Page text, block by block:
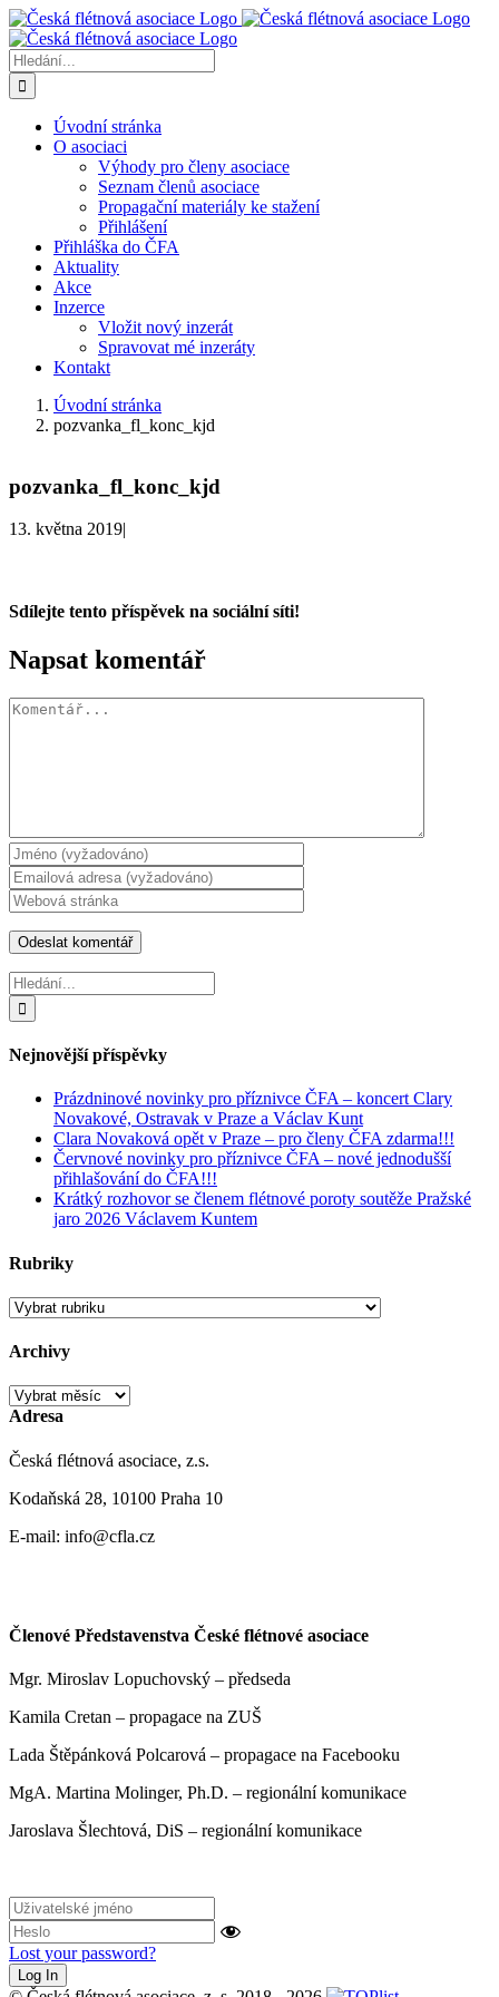
Přeskočit
na
obsah
Hledat:
Úvodní stránka
O asociaci
Výhody pro členy asociace
Seznam členů asociace
Propagační materiály ke stažení
Přihlášení
Přihláška do ČFA
Aktuality
Akce
Inzerce
Vložit nový inzerát
Spravovat mé inzeráty
Kontakt
Úvodní stránka
pozvanka_fl_konc_kjd
pozvanka_fl_konc_kjd
13. května 2019|
Sdílejte tento příspěvek na sociální síti!
Facebook
X
WhatsApp
Napsat komentář
Komentář
Hledat:
Nejnovější příspěvky
Prázdninové novinky pro příznivce ČFA – koncert Clary
Novakové, Ostravak v Praze a Václav Kunt
Clara Novaková opět v Praze – pro členy ČFA zdarma!!!
Červnové novinky pro příznivce ČFA – nové jednodušší
přihlašování do ČFA!!!
Krátký rozhovor se členem flétnové poroty soutěže Pražské
jaro 2026 Václavem Kuntem
Rubriky
Rubriky
Archivy
Archivy
Adresa
Česká flétnová asociace, z.s.
Kodaňská 28, 10100 Praha 10
E-mail: info@cfla.cz
Členové Představenstva České flétnové asociace
Mgr. Miroslav Lopuchovský – předseda
Kamila Cretan – propagace na ZUŠ
Lada Štěpánková Polcarová – propagace na Facebooku
MgA. Martina Molinger, Ph.D. – regionální komunikace
Jaroslava Šlechtová, DiS – regionální komunikace
Lost your password?